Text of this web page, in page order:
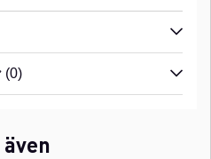
0 AV 5 ANTAL BETYG 0
(0)
även